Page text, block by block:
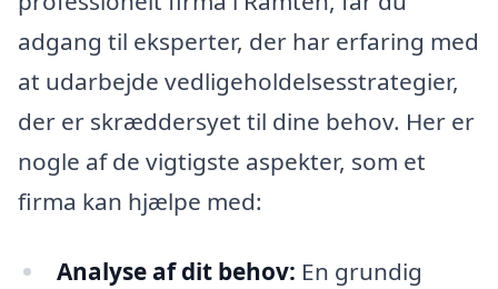
adgang til eksperter, der har erfaring med
at udarbejde vedligeholdelsesstrategier,
der er skræddersyet til dine behov. Her er
nogle af de vigtigste aspekter, som et
firma kan hjælpe med:
Analyse af dit behov: En grundig